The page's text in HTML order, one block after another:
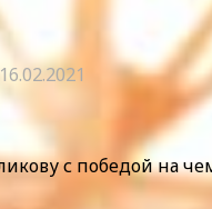
16.02.2021
с победой на